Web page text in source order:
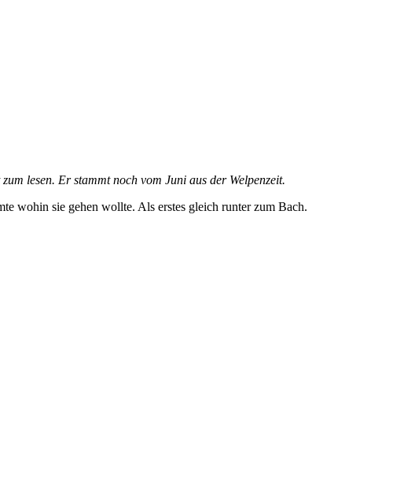
lesen. Er stammt noch vom Juni aus der Welpenzeit.
wohin sie gehen wollte. Als erstes gleich runter zum Bach.